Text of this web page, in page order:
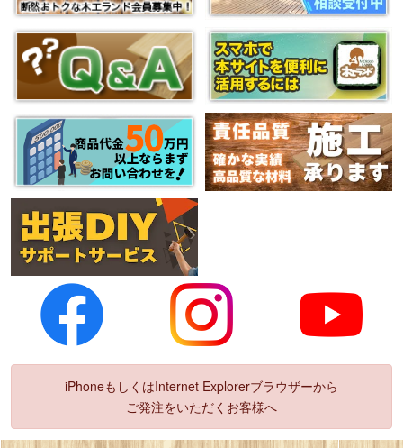
iPhoneもしくはInternet Explorerブラウザーから
ご発注をいただくお客様へ